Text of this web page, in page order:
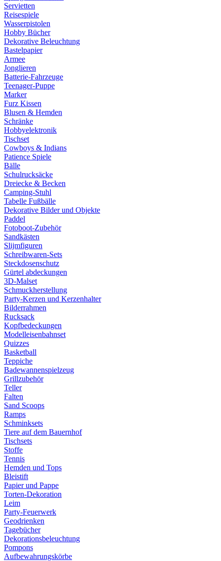
Servietten
Reisespiele
Wasserpistolen
Hobby Bücher
Dekorative Beleuchtung
Bastelpapier
Armee
Jonglieren
Batterie-Fahrzeuge
Teenager-Puppe
Marker
Furz Kissen
Blusen & Hemden
Schränke
Hobbyelektronik
Tischset
Cowboys & Indians
Patience Spiele
Bälle
Schulrucksäcke
Dreiecke & Becken
Camping-Stuhl
Tabelle Fußbälle
Dekorative Bilder und Objekte
Paddel
Fotoboot-Zubehör
Sandkästen
Slijmfiguren
Schreibwaren-Sets
Steckdosenschutz
Gürtel abdeckungen
3D-Malset
Schmuckherstellung
Party-Kerzen und Kerzenhalter
Bilderrahmen
Rucksack
Kopfbedeckungen
Modelleisenbahnset
Quizzes
Basketball
Teppiche
Badewannenspielzeug
Grillzubehör
Teller
Falten
Sand Scoops
Ramps
Schminksets
Tiere auf dem Bauernhof
Tischsets
Stoffe
Tennis
Hemden und Tops
Bleistift
Papier und Pappe
Torten-Dekoration
Leim
Party-Feuerwerk
Geodrienken
Tagebücher
Dekorationsbeleuchtung
Pompons
Aufbewahrungskörbe